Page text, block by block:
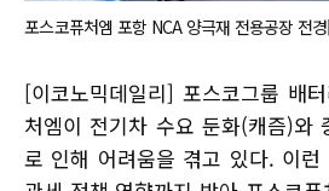
포스코퓨처엠 포항 NCA 양극재 전용공장 전
[이코노믹데일리] 포스코그룹 배
처엠이 전기차 수요 둔화(캐즘)와
로 인해 어려움을 겪고 있다. 이런